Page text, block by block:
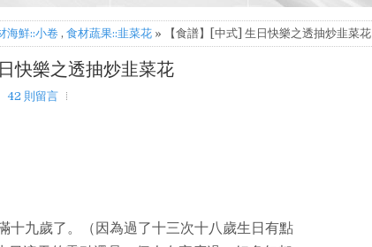
海鮮::小卷 , 食材蔬果::韭菜花 » 【食譜】[中式] 生日快樂之透抽炒韭菜花
快樂之透抽炒韭菜花
42 則留言
十九歲了。（因為過了十三次十八歲生日有點